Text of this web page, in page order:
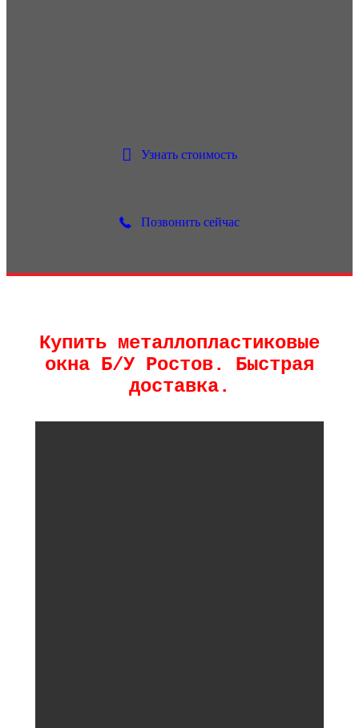
Узнать стоимость
Позвонить сейчас
Купить металлопластиковые
окна Б/У Ростов. Быстрая
доставка.